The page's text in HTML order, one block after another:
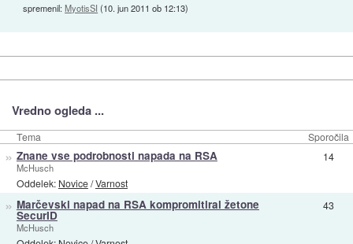
spremenil:MyotisSI (10. jun 2011 ob 12:13)
Vredno ogleda ...
Tema Sporočila
» Znane vse podrobnosti napada na RSA
McHusch
Oddelek: Novice/Varnost
14
» Marčevski napad na RSA kompromitiral žetone
SecurID
McHusch
43